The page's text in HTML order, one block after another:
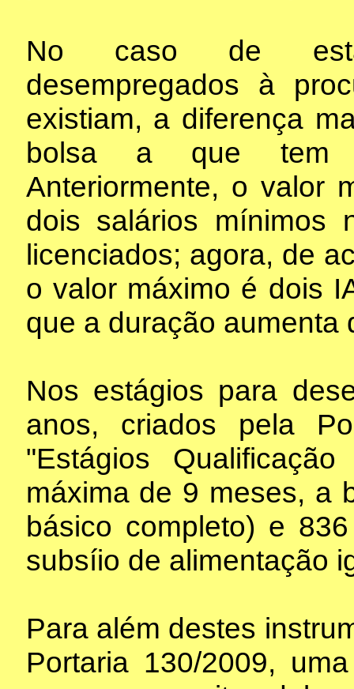
No caso de
desempregados à
existiam, a diferença
bolsa a que tem
Anteriormente, o valor
dois salários mínimos
licenciados; agora, de
o valor máximo é dois
que a duração aumenta
Nos estágios para
anos, criados pela
"Estágios
máxima de 9 meses, a
básico completo) e
subsíio de alimentação
Para além destes
Portaria 130/2009,